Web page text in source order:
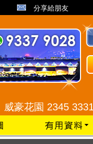
分享給朋友
3331 /星河明居、